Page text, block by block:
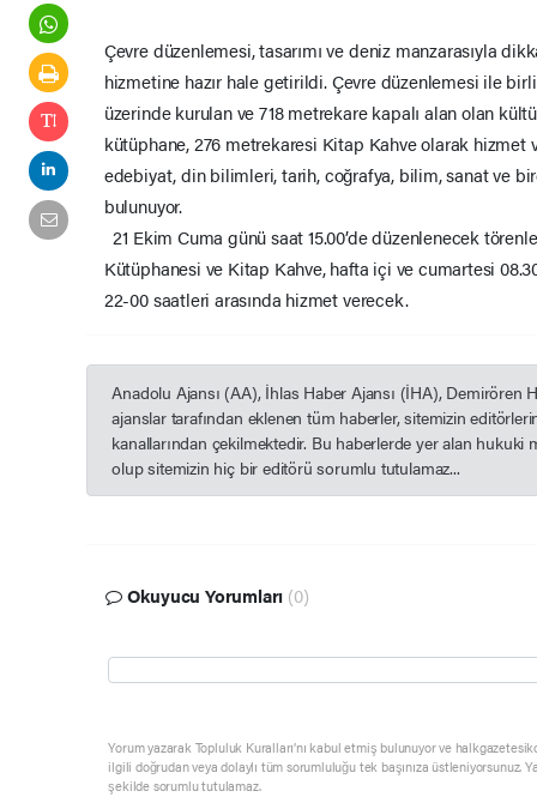
Çevre düzenlemesi, tasarımı ve deniz manzarasıyla
hizmetine hazır hale getirildi. Çevre düzenlemesi ile
üzerinde kurulan ve 718 metrekare kapalı alan olan
kütüphane, 276 metrekaresi Kitap Kahve olarak hizmet
edebiyat, din bilimleri, tarih, coğrafya, bilim, sanat ve
bulunuyor.
21 Ekim Cuma günü saat 15.00’de düzenlenecek
Kütüphanesi ve Kitap Kahve, hafta içi ve cumartesi
22-00 saatleri arasında hizmet verecek.
Anadolu Ajansı (AA), İhlas Haber Ajansı (İHA), Demirören
ajanslar tarafından eklenen tüm haberler, sitemizin
kanallarından çekilmektedir. Bu haberlerde yer alan hukuki
olup sitemizin hiç bir editörü sorumlu tutulamaz...
Okuyucu Yorumları (0)
Yorum yazarak Topluluk Kuralları’nı kabul etmiş bulunuyor ve
ilgili doğrudan veya dolaylı tüm sorumluluğu tek başınıza üstleniyorsunuz.
şekilde sorumlu tutulamaz.